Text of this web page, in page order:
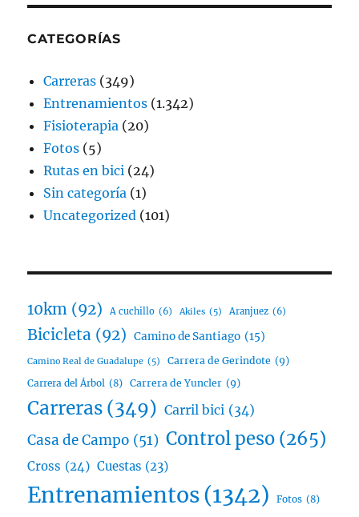
CATEGORÍAS
Carreras (349)
Entrenamientos (1.342)
Fisioterapia (20)
Fotos (5)
Rutas en bici (24)
Sin categoría (1)
Uncategorized (101)
10km (92) A cuchillo (6) Akiles (5) Aranjuez (6)
Bicicleta (92) Camino de Santiago (15)
Camino Real de Guadalupe (5) Carrera de Gerindote (9)
Carrera del Árbol (8) Carrera de Yuncler (9)
Carreras (349) Carril bici (34)
Casa de Campo (51) Control peso (265)
Cross (24) Cuestas (23)
Entrenamientos(1342) Fotos (8)